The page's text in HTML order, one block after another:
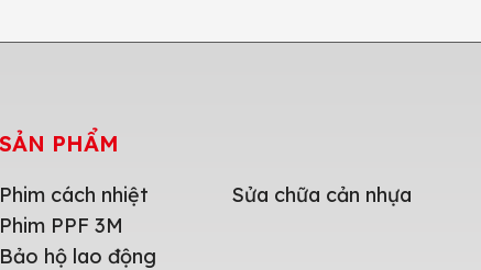
SẢN PHẨM
Phim cách nhiệt
Phim PPF 3M
Bảo hộ lao động
Sửa chữa cản nhựa